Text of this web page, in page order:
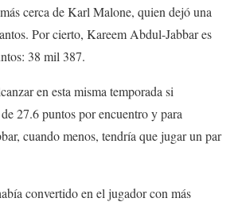
cerca de Karl Malone, quien dejó una
Por cierto, Kareem Abdul-Jabbar es
38 mil 387.
en esta misma temporada si
27.6 puntos por encuentro y para
cuando menos, tendría que jugar un par
convertido en el jugador con más